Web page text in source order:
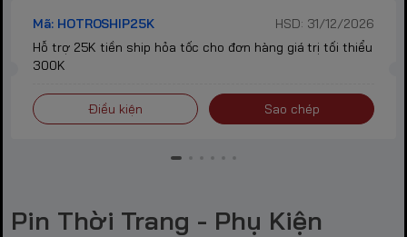
Mã: HOTROSHIP25K
HSD: 31/12/2026
Hỗ trợ 25K tiền ship hỏa tốc cho đơn hàng giá trị tối thiểu
300K
Điều kiện Sao chép
Pin Thời Trang - Phụ Kiện